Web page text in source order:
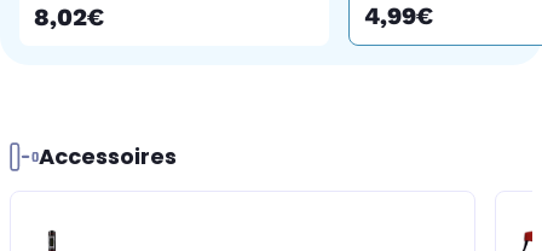
8,02€ 4,99€
Accessoires